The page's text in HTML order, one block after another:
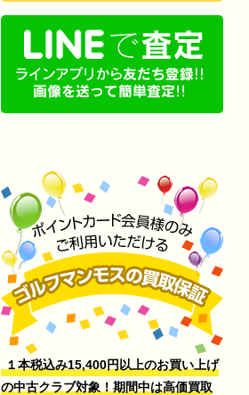
１本税込み15,400円以上のお買い上げ
の中古クラブ対象！期間中は高価買取